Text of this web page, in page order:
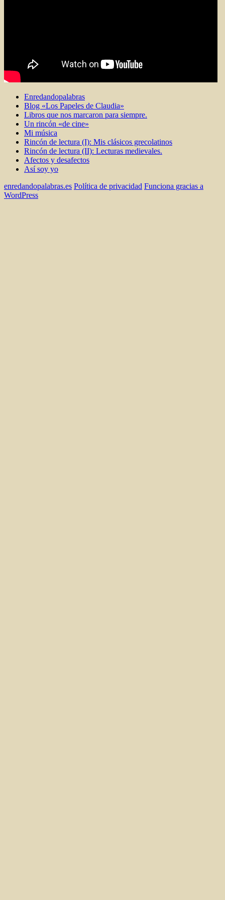
Enredandopalabras
Blog «Los Papeles de Claudia»
Libros que nos marcaron para siempre.
Un rincón «de cine»
Mi música
Rincón de lectura (I): Mis clásicos grecolatinos
Rincón de lectura (II): Lecturas medievales.
Afectos y desafectos
Así soy yo
enredandopalabras.es Política de privacidad Funciona gracias a
WordPress